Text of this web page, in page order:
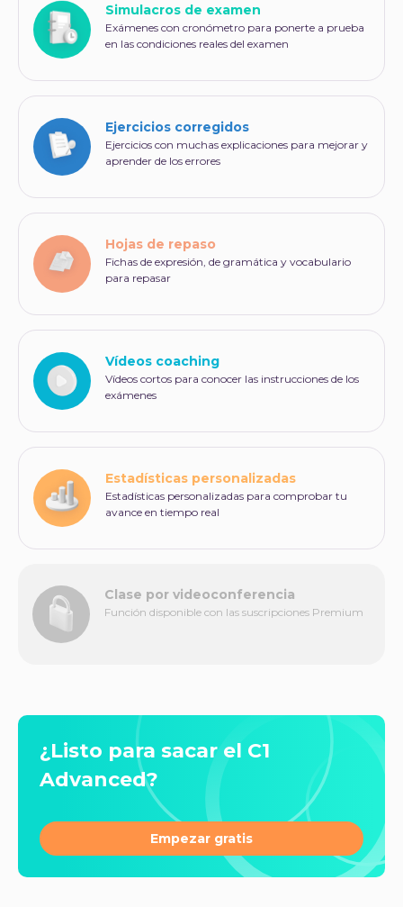
Simulacros de examen
Exámenes con cronómetro para ponerte a prueba
en las condiciones reales del examen
Ejercicios corregidos
Ejercicios con muchas explicaciones para mejorar y
aprender de los errores
Hojas de repaso
Fichas de expresión, de gramática y vocabulario
para repasar
Vídeos coaching
Vídeos cortos para conocer las instrucciones de los
exámenes
Estadísticas personalizadas
Estadísticas personalizadas para comprobar tu
avance en tiempo real
Clase por videoconferencia
Función disponible con las suscripciones Premium
¿Listo para sacar el C1
Advanced?
Empezar gratis